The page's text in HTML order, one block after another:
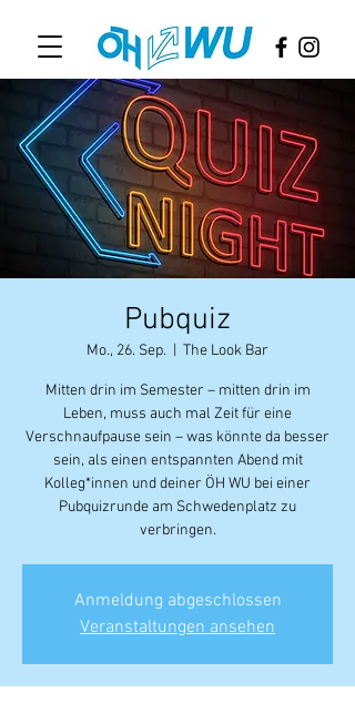
Pubquiz
Mo., 26. Sep. The Look Bar
Mitten drin im Semester – mitten drin im
Leben, muss auch mal Zeit für eine
Verschnaufpause sein – was könnte da besser
sein, als einen entspannten Abend mit
Kolleg*innen und deiner ÖH WU bei einer
Pubquizrunde am Schwedenplatz zu
verbringen.
Anmeldung abgeschlossen
Veranstaltungen ansehen